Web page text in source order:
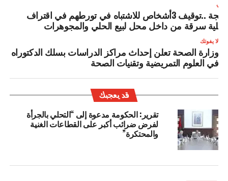
طنجة ..توقيف 3أشخاص للاشتباه في تورطهم في اقتراف
سرقة من داخل محل لبيع الحلي والمجوهرات
لا يفوتك
وزارة الصحة تعلن إحداث مراكز الدراسات بسلك الدكتوراه
في العلوم التمريضية وتقنيات الصحة
قد يعجبك
تقرير: الحكومة مدعوة إلى “التحلي بالجرأة
لفرض ضرائب أكبر على القطاعات الغنية
والمحتكرة”